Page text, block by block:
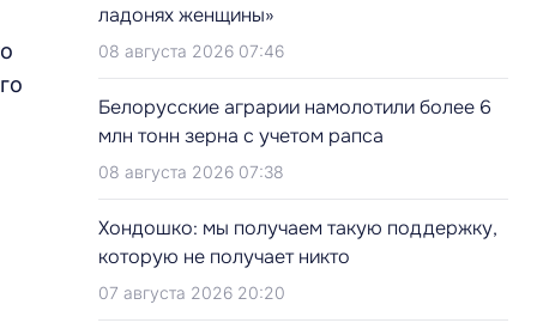
ладонях женщины»
08 августа 2026 07:46
Белорусские аграрии намолотили более 6
млн тонн зерна с учетом рапса
08 августа 2026 07:38
Хондошко: мы получаем такую поддержку,
которую не получает никто
07 августа 2026 20:20